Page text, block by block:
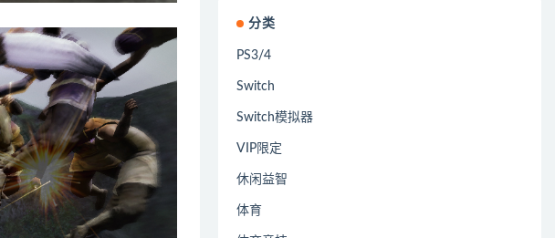
分类
PS3/4
Switch
Switch模拟器
VIP限定
休闲益智
体育